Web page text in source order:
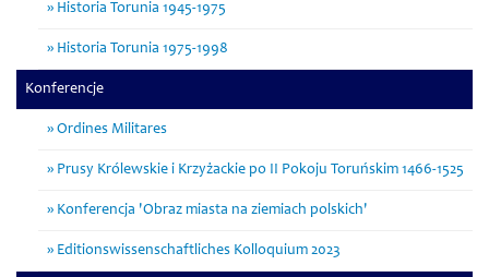
Historia Torunia 1945-1975
Historia Torunia 1975-1998
Konferencje
Ordines Militares
Prusy Królewskie i Krzyżackie po II Pokoju Toruńskim 1466-1525
Konferencja 'Obraz miasta na ziemiach polskich'
Editionswissenschaftliches Kolloquium 2023